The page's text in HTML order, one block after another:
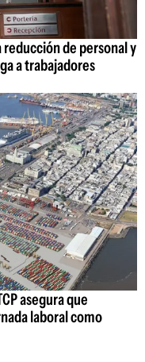
reducción de personal y
a trabajadores
asegura que
laboral como